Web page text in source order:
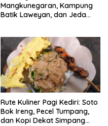
Mangkunegaran, Kampung
Batik Laweyan, dan Jeda
Rute Kuliner Pagi Kediri: Soto
Bok Ireng, Pecel Tumpang,
dan Kopi Dekat Simpang